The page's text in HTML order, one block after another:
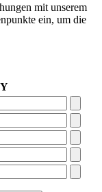
mit unserem
ein, um die
Y